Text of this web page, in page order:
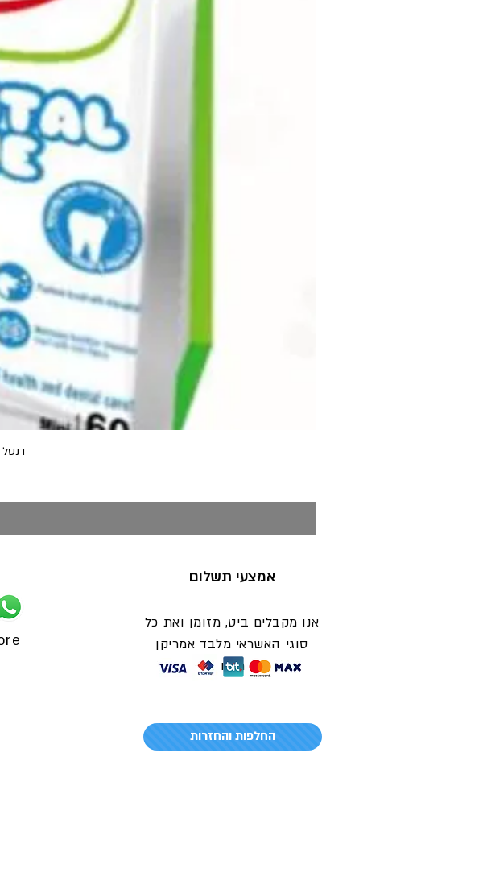
דנטל
אמצעי תשלום
אנו מקבלים ביט, מזומן ואת כל
סוגי האשראי מלבד אמריקן
אקספרס ודיינרס
החלפות והחזרות